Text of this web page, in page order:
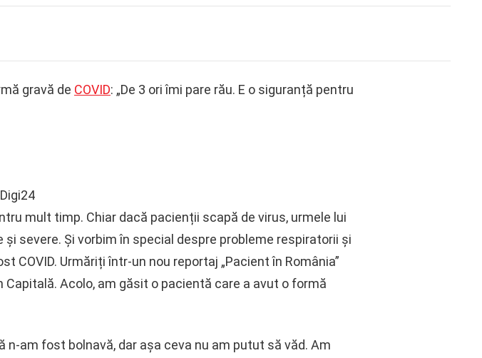
gravă de COVID: „De 3 ori îmi pare rău. E o siguranță pentru
mult timp. Chiar dacă pacienții scapă de virus, urmele lui
severe. Și vorbim în special despre probleme respiratorii și
COVID. Urmăriți într-un nou reportaj „Pacient în România”
Acolo, am găsit o pacientă care a avut o formă
am fost bolnavă, dar așa ceva nu am putut să văd. Am